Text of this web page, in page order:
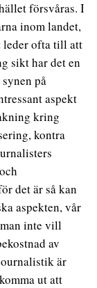
försvåras. I
inom landet,
leder ofta till att
sikt har det en
på
aspekt
kring
kontra
det är så kan
aspekten, vår
inte vill
av
är
ut att